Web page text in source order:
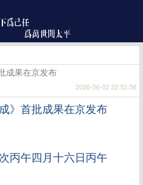
成果在京发布
2026-06-02 22:52:56
》首批成果在京发布
丙午四月十六日丙午